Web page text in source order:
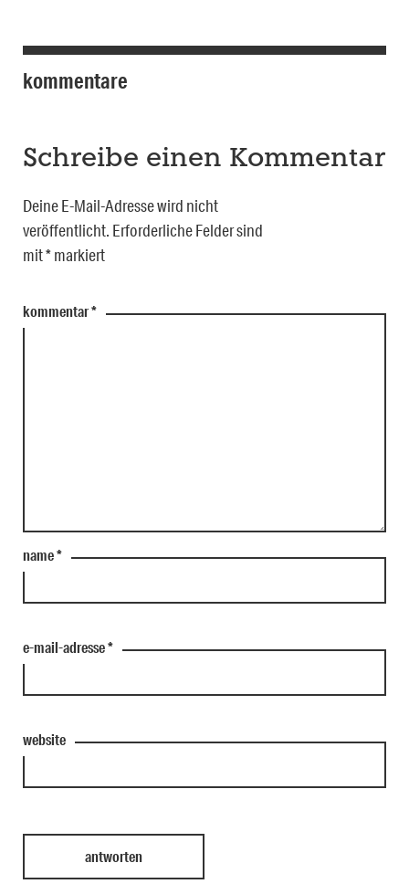
kommentare
Schreibe einen Kommentar
Deine E-Mail-Adresse wird nicht
veröffentlicht. Erforderliche Felder sind
mit*markiert
kommentar*
name*
e-mail-adresse*
website